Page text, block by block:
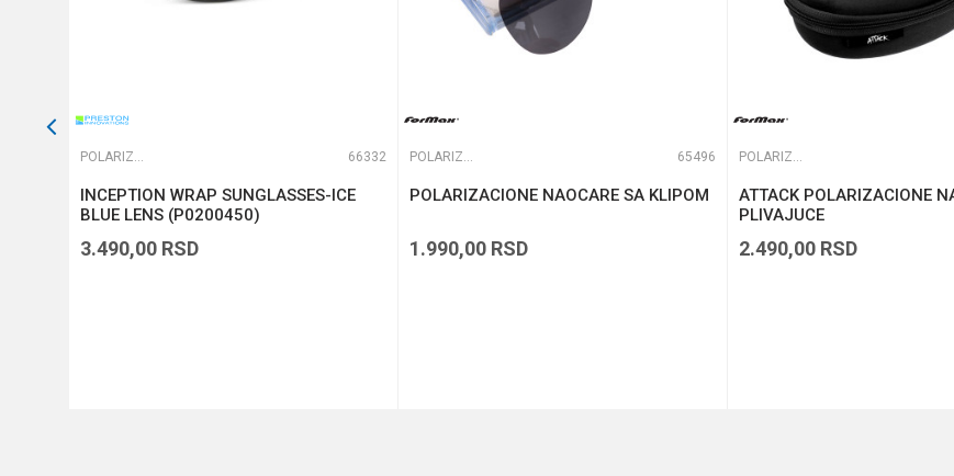
POLARIZACIONE NAOČARE 66332
INCEPTION WRAP SUNGLASSES-ICE
BLUE LENS (P0200450)
3.490,00 RSD
POLARIZACIONE NAOČARE 65496
POLARIZACIONE NAOCARE SA KLIPOM
1.990,00 RSD
POLARIZACIONE NAOČARE
ATTACK POLARIZACIONE
PLIVAJUCE
2.490,00 RSD